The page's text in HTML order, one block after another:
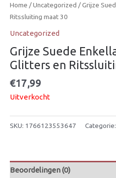
Home /Uncategorized / Grijze
Ritssluiting maat 30
Uncategorized
Grijze Suede
Glitters en
€17,99
Uitverkocht
SKU: 1766123553647 Categorie:
Beoordelingen (0)